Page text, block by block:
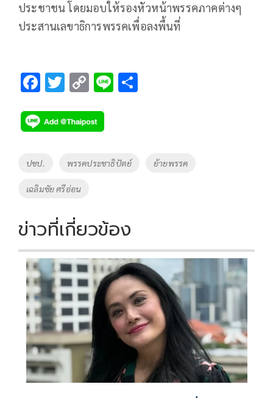
ประชาชน โดยมอบให้รองหัวหน้าพรรคภาคต่างๆ
ประสานเลขาธิการพรรคเพื่อลงพื้นที่
F
e
b
o
o
k
T
tt
er
C
p
y
Li
Li
Tags
ปชป. พรรคประชาธิปัตย์ ย้ายพรรค
เฉลิมชัย ศรีอ่อน
ข่าวที่เกี่ยวข้อง